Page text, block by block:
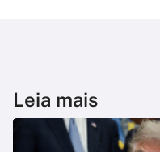
Leia mais